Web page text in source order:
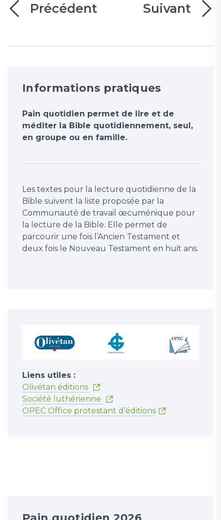
Précédent Suivant
Informations pratiques
Pain quotidien permet de lire et de
méditer la Bible quotidiennement, seul,
en groupe ou en famille.
Les textes pour la lecture quotidienne de la
Bible suivent la liste proposée par la
Communauté de travail œcuménique pour
la lecture de la Bible. Elle permet de
parcourir une fois l’Ancien Testament et
deux fois le Nouveau Testament en huit ans.
Liens utiles :
Olivétan éditions
Société luthérienne
OPEC Office protestant d’éditions